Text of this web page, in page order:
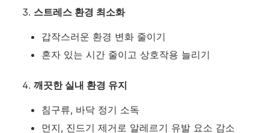
스트레스 환경 최소화
갑작스러운 환경 변화 줄이기
혼자 있는 시간 줄이고 상호작용 늘리기
깨끗한 실내 환경 유지
침구류, 바닥 정기 소독
먼지, 진드기 제거로 알레르기 유발 요소 감소